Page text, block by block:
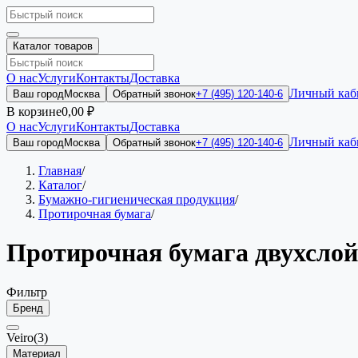
Каталог товаров
О насУслугиКонтактыДоставка
Ваш городМосква Обратный звонок+7 (495) 120-140-6 Личный
В корзине0,00 ₽
О насУслугиКонтактыДоставка
Ваш городМосква Обратный звонок+7 (495) 120-140-6 Личный
Главная/
Каталог/
Бумажно-гигиеническая продукция/
Протирочная бумага/
Протирочная бумага
Фильтр
Бренд
Veiro(3)
Материал